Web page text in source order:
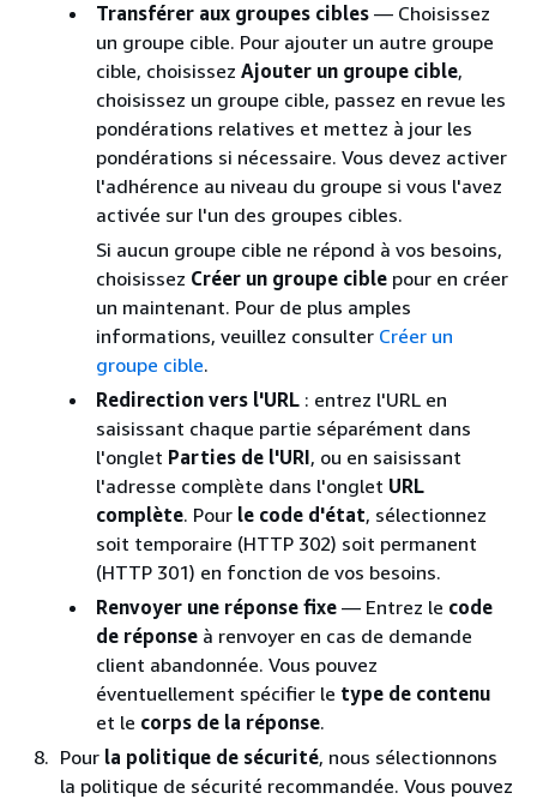
Transférer aux groupes cibles — Choisissez
un groupe cible. Pour ajouter un autre groupe
cible, choisissez Ajouter un groupe cible,
choisissez un groupe cible, passez en revue les
pondérations relatives et mettez à jour les
pondérations si nécessaire. Vous devez activer
l'adhérence au niveau du groupe si vous l'avez
activée sur l'un des groupes cibles.
Si aucun groupe cible ne répond à vos besoins,
choisissez Créer un groupe cible pour en créer
un maintenant. Pour de plus amples
informations, veuillez consulter Créer un
groupe cible.
Redirection vers l'URL : entrez l'URL en
saisissant chaque partie séparément dans
l'onglet Parties de l'URI, ou en saisissant
l'adresse complète dans l'onglet URL
complète. Pour le code d'état, sélectionnez
soit temporaire (HTTP 302) soit permanent
(HTTP 301) en fonction de vos besoins.
Renvoyer une réponse fixe — Entrez le code
de réponse à renvoyer en cas de demande
client abandonnée. Vous pouvez
éventuellement spécifier le type de contenu
et le corps de la réponse.
Pour la politique de sécurité, nous sélectionnons
la politique de sécurité recommandée. Vous pouvez